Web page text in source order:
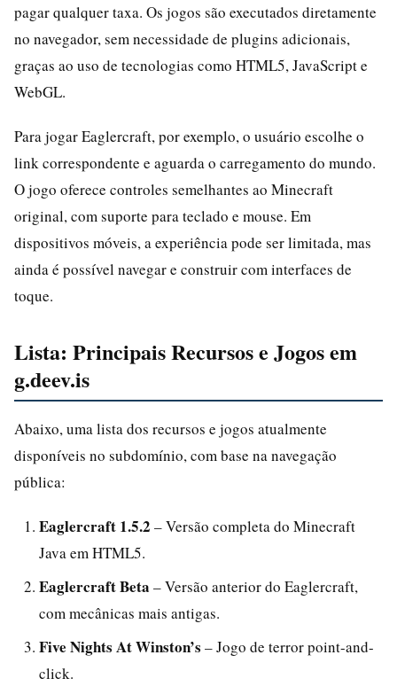
pagar qualquer taxa. Os jogos são executados diretamente
no navegador, sem necessidade de plugins adicionais,
graças ao uso de tecnologias como HTML5, JavaScript e
WebGL.
Para jogar Eaglercraft, por exemplo, o usuário escolhe o
link correspondente e aguarda o carregamento do mundo.
O jogo oferece controles semelhantes ao Minecraft
original, com suporte para teclado e mouse. Em
dispositivos móveis, a experiência pode ser limitada, mas
ainda é possível navegar e construir com interfaces de
toque.
Lista: Principais Recursos e Jogos em
g.deev.is
Abaixo, uma lista dos recursos e jogos atualmente
disponíveis no subdomínio, com base na navegação
pública:
Eaglercraft 1.5.2 – Versão completa do Minecraft
Java em HTML5.
Eaglercraft Beta – Versão anterior do Eaglercraft,
com mecânicas mais antigas.
Five Nights At Winston’s – Jogo de terror point-and-
click.